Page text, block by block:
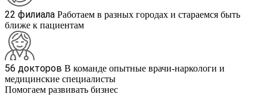
22 филиала Работаем в разных городах и стараемся быть
ближе к пациентам
56 докторов В команде опытные врачи-наркологи и
медицинские специалисты
Помогаем развивать бизнес